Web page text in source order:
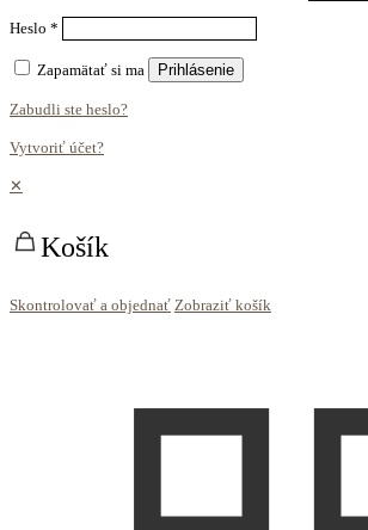
Heslo *
Zapamätať si ma Prihlásenie
Zabudli ste heslo?
Vytvoriť účet?
✕
Košík
Skontrolovať a objednať Zobraziť košík